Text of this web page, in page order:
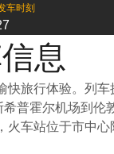
车时刻
息
旅行体验。列
普霍尔机场到伦
车站位于市中